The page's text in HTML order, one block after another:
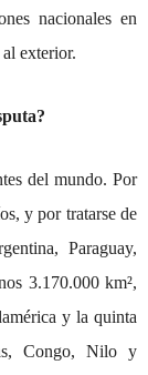
nacionales en
exterior.
del mundo. Por
y por tratarse de
Paraguay,
3.170.000 km²,
y la quinta
Congo, Nilo y